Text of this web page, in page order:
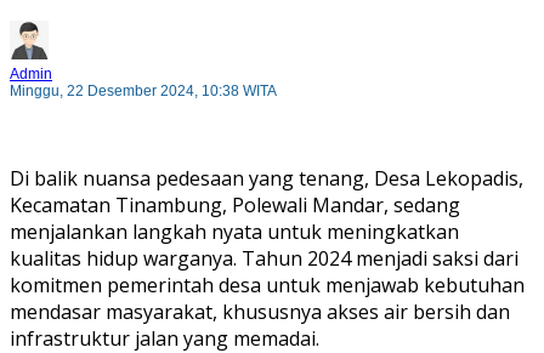
Admin
Minggu, 22 Desember 2024, 10:38 WITA
Di balik nuansa pedesaan yang tenang, Desa Lekopadis,
Kecamatan Tinambung, Polewali Mandar, sedang
menjalankan langkah nyata untuk meningkatkan
kualitas hidup warganya. Tahun 2024 menjadi saksi dari
komitmen pemerintah desa untuk menjawab kebutuhan
mendasar masyarakat, khususnya akses air bersih dan
infrastruktur jalan yang memadai.